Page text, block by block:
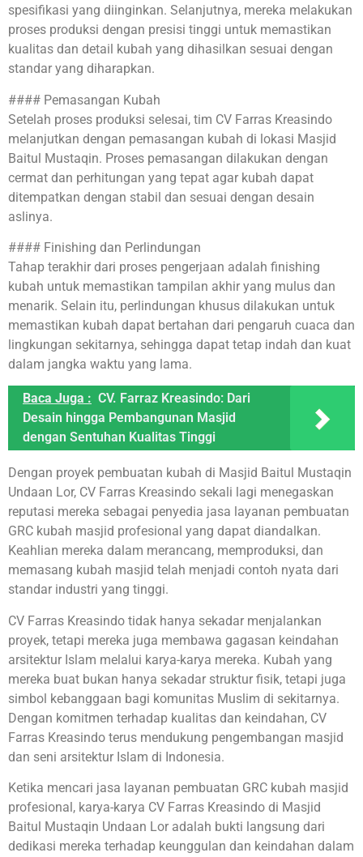
spesifikasi yang diinginkan. Selanjutnya, mereka melakukan
proses produksi dengan presisi tinggi untuk memastikan
kualitas dan detail kubah yang dihasilkan sesuai dengan
standar yang diharapkan.
#### Pemasangan Kubah
Setelah proses produksi selesai, tim CV Farras Kreasindo
melanjutkan dengan pemasangan kubah di lokasi Masjid
Baitul Mustaqin. Proses pemasangan dilakukan dengan
cermat dan perhitungan yang tepat agar kubah dapat
ditempatkan dengan stabil dan sesuai dengan desain
aslinya.
#### Finishing dan Perlindungan
Tahap terakhir dari proses pengerjaan adalah finishing
kubah untuk memastikan tampilan akhir yang mulus dan
menarik. Selain itu, perlindungan khusus dilakukan untuk
memastikan kubah dapat bertahan dari pengaruh cuaca dan
lingkungan sekitarnya, sehingga dapat tetap indah dan kuat
dalam jangka waktu yang lama.
Baca Juga : CV. Farraz Kreasindo: Dari
Desain hingga Pembangunan Masjid
dengan Sentuhan Kualitas Tinggi
Dengan proyek pembuatan kubah di Masjid Baitul Mustaqin
Undaan Lor, CV Farras Kreasindo sekali lagi menegaskan
reputasi mereka sebagai penyedia jasa layanan pembuatan
GRC kubah masjid profesional yang dapat diandalkan.
Keahlian mereka dalam merancang, memproduksi, dan
memasang kubah masjid telah menjadi contoh nyata dari
standar industri yang tinggi.
CV Farras Kreasindo tidak hanya sekadar menjalankan
proyek, tetapi mereka juga membawa gagasan keindahan
arsitektur Islam melalui karya-karya mereka. Kubah yang
mereka buat bukan hanya sekadar struktur fisik, tetapi juga
simbol kebanggaan bagi komunitas Muslim di sekitarnya.
Dengan komitmen terhadap kualitas dan keindahan, CV
Farras Kreasindo terus mendukung pengembangan masjid
dan seni arsitektur Islam di Indonesia.
Ketika mencari jasa layanan pembuatan GRC kubah masjid
profesional, karya-karya CV Farras Kreasindo di Masjid
Baitul Mustaqin Undaan Lor adalah bukti langsung dari
dedikasi mereka terhadap keunggulan dan keindahan dalam